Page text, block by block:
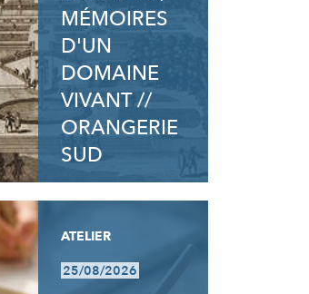
MÉMOIRES
D'UN
DOMAINE
VIVANT //
ORANGERIE
SUD
ATELIER
25/08/2026